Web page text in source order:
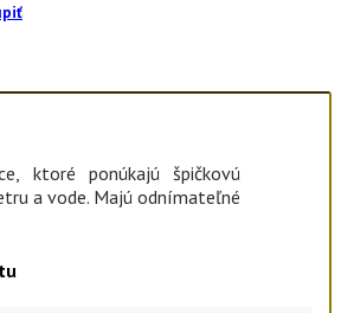
ktoré ponúkajú špičkovú
a vode. Majú odnímateľné